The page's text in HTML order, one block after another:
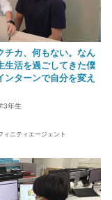
チカ、何もない。なん
生活を過ごしてきた僕
ンターンで自分を変え
3年生
ィニティエージェント